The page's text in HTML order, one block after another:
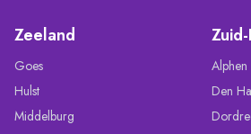
Zeeland
Goes
Hulst
Middelburg
Alphen
Den